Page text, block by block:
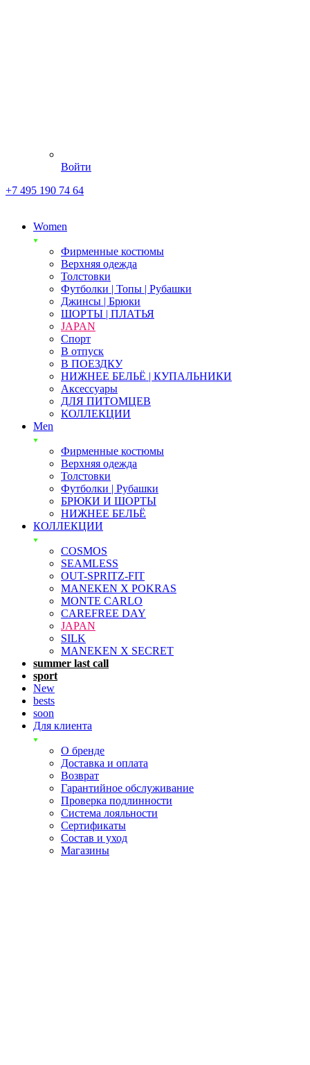
Войти
+7 495 190 74 64
Women
Фирменные костюмы
Верхняя одежда
Толстовки
Футболки | Топы | Рубашки
Джинсы | Брюки
ШОРТЫ | ПЛАТЬЯ
JAPAN
Спорт
В отпуск
В ПОЕЗДКУ
НИЖНЕЕ БЕЛЬЁ | КУПАЛЬНИКИ
Аксессуары
ДЛЯ ПИТОМЦЕВ
КОЛЛЕКЦИИ
Men
Фирменные костюмы
Верхняя одежда
Толстовки
Футболки | Рубашки
БРЮКИ И ШОРТЫ
НИЖНЕЕ БЕЛЬЁ
КОЛЛЕКЦИИ
COSMOS
SEAMLESS
OUT-SPRITZ-FIT
MANEKEN X POKRAS
MONTE CARLO
CAREFREE DAY
JAPAN
SILK
MANEKEN X SECRET
summer last call
sport
New
bests
soon
Для клиента
О бренде
Доставка и оплата
Возврат
Гарантийное обслуживание
Проверка подлинности
Система лояльности
Сертификаты
Состав и уход
Магазины